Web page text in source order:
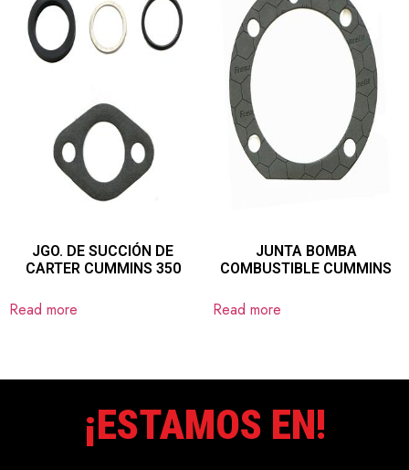
JGO. DE SUCCIÓN DE
CARTER CUMMINS 350
Read more
JUNTA BOMBA
COMBUSTIBLE CUMMINS
Read more
¡ESTAMOS EN!